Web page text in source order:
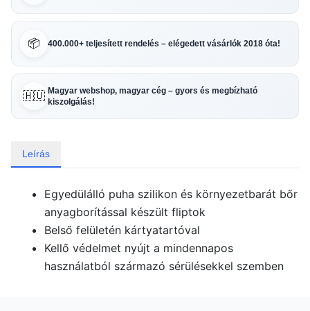
📦 400.000+ teljesített rendelés – elégedett vásárlók 2018 óta!
🇭🇺 Magyar webshop, magyar cég – gyors és megbízható
kiszolgálás!
Leírás
Egyedülálló puha szilikon és környezetbarát bőr
anyagborítással készült fliptok
Belső felületén kártyatartóval
Kellő védelmet nyújt a mindennapos
használatból származó sérülésekkel szemben